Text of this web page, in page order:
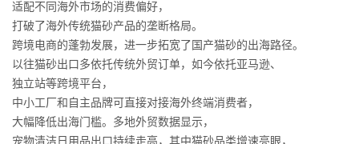
适配不同海外市场的消费偏好，
打破了海外传统猫砂产品的垄断格局。
跨境电商的蓬勃发展，进一步拓宽了国产猫砂的出海路径。
以往猫砂出口多依托传统外贸订单，如今依托亚马逊、
独立站等跨境平台，
中小工厂和自主品牌可直接对接海外终端消费者，
大幅降低出海门槛。多地外贸数据显示，
宠物清洁日用品出口持续走高，其中猫砂品类增速亮眼，